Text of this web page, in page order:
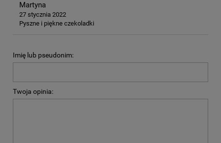
Martyna
27 stycznia 2022
Pyszne i piękne czekoladki
Imię lub pseudonim:
Twoja opinia: